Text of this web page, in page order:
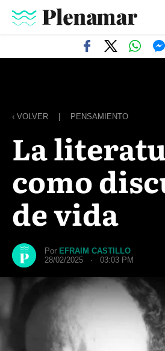
‹ VOLVER PENSAMIENTO
La
como
de vida
Por EFRAIM CASTILLO
28/02/2025 · 03:03 PM